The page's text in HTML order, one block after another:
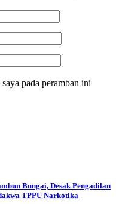
pada peramban ini
Bungai, Desak Pengadilan
TPPU Narkotika